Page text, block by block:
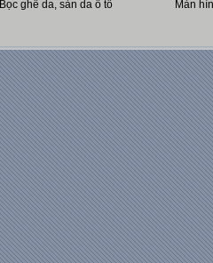
Bọc ghế da, sàn da ô tô
Màn